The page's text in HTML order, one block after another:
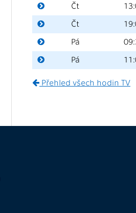
Čt
Čt
Pá
Pá
Přehled všech hodin TV